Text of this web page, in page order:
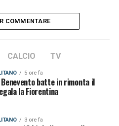
COMMENTARE
CALCIO TV
5 ore fa
batte in rimonta il
la Fiorentina
3 ore fa